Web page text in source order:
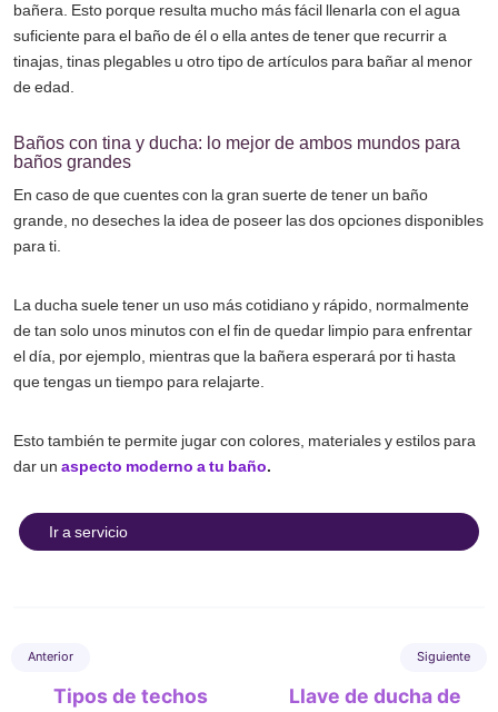
bañera. Esto porque resulta mucho más fácil llenarla con el agua
suficiente para el baño de él o ella antes de tener que recurrir a
tinajas, tinas plegables u otro tipo de artículos para bañar al menor
de edad.
Baños con tina y ducha: lo mejor de ambos mundos para
baños grandes
En caso de que cuentes con la gran suerte de tener un baño
grande, no deseches la idea de poseer las dos opciones disponibles
para ti.
La ducha suele tener un uso más cotidiano y rápido, normalmente
de tan solo unos minutos con el fin de quedar limpio para enfrentar
el día, por ejemplo, mientras que la bañera esperará por ti hasta
que tengas un tiempo para relajarte.
Esto también te permite jugar con colores, materiales y estilos para
dar un aspecto moderno a tu baño.
Ir a servicio
Tipos de techos
Llave de ducha de